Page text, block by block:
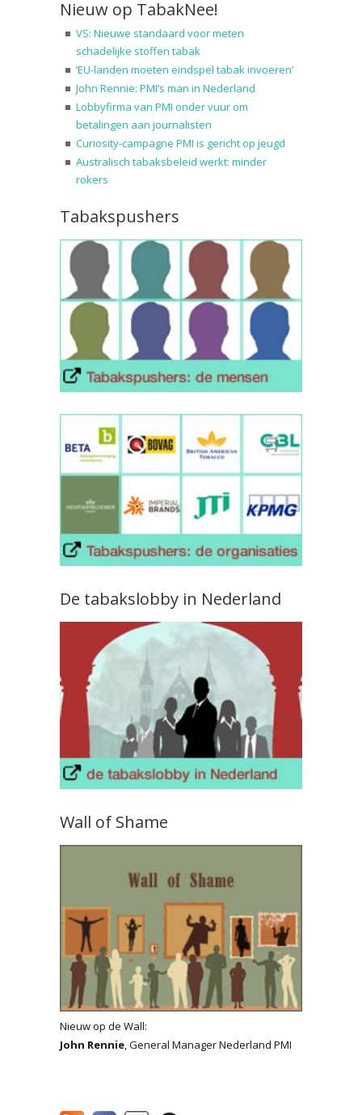
Nieuw op TabakNee!
VS: Nieuwe standaard voor meten
schadelijke stoffen tabak
‘EU-landen moeten eindspel tabak invoeren’
John Rennie: PMI’s man in Nederland
Lobbyfirma van PMI onder vuur om
betalingen aan journalisten
Curiosity-campagne PMI is gericht op jeugd
Australisch tabaksbeleid werkt: minder
rokers
Tabakspushers
De tabakslobby in Nederland
Wall of Shame
Nieuw op de Wall:
John Rennie, General Manager Nederland PMI